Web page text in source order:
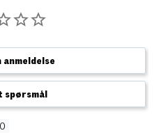
anmeldelse
spørsmål